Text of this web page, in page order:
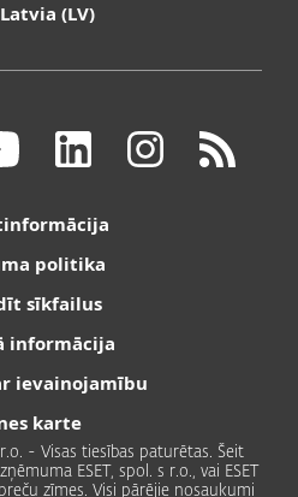
Latvia (LV)
politika
sīkfailus
informācija
ievainojamību
karte
r.o. - Visas tiesības paturētas. Šeit
ESET, spol. s r.o., vai ESET
zīmes. Visi pārējie nosaukumi